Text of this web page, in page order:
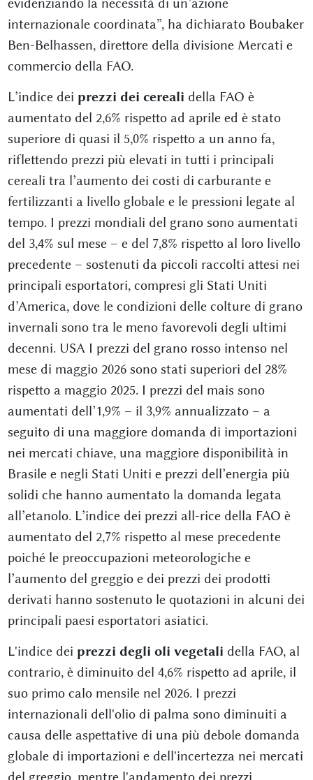
evidenziando la necessità di un’azione
internazionale coordinata”, ha dichiarato Boubaker
Ben-Belhassen, direttore della divisione Mercati e
commercio della FAO.
L’indice dei prezzi dei cereali della FAO è
aumentato del 2,6% rispetto ad aprile ed è stato
superiore di quasi il 5,0% rispetto a un anno fa,
riflettendo prezzi più elevati in tutti i principali
cereali tra l’aumento dei costi di carburante e
fertilizzanti a livello globale e le pressioni legate al
tempo. I prezzi mondiali del grano sono aumentati
del 3,4% sul mese – e del 7,8% rispetto al loro livello
precedente – sostenuti da piccoli raccolti attesi nei
principali esportatori, compresi gli Stati Uniti
d’America, dove le condizioni delle colture di grano
invernali sono tra le meno favorevoli degli ultimi
decenni. USA I prezzi del grano rosso intenso nel
mese di maggio 2026 sono stati superiori del 28%
rispetto a maggio 2025. I prezzi del mais sono
aumentati dell’1,9% – il 3,9% annualizzato – a
seguito di una maggiore domanda di importazioni
nei mercati chiave, una maggiore disponibilità in
Brasile e negli Stati Uniti e prezzi dell’energia più
solidi che hanno aumentato la domanda legata
all’etanolo. L’indice dei prezzi all-rice della FAO è
aumentato del 2,7% rispetto al mese precedente
poiché le preoccupazioni meteorologiche e
l’aumento del greggio e dei prezzi dei prodotti
derivati hanno sostenuto le quotazioni in alcuni dei
principali paesi esportatori asiatici.
L'indice dei prezzi degli oli vegetali della FAO, al
contrario, è diminuito del 4,6% rispetto ad aprile, il
suo primo calo mensile nel 2026. I prezzi
internazionali dell'olio di palma sono diminuiti a
causa delle aspettative di una più debole domanda
globale di importazioni e dell'incertezza nei mercati